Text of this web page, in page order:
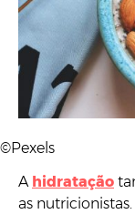
©Pexels
A hidratação
as